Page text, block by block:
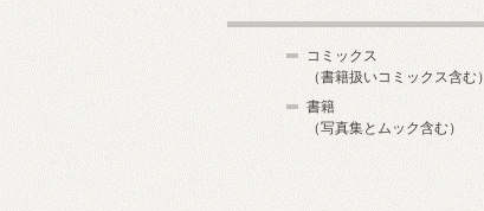
コミックス
（書籍扱いコミックス含む）
書籍
（写真集とムック含む）